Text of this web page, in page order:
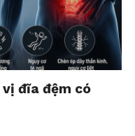
đĩa đệm có